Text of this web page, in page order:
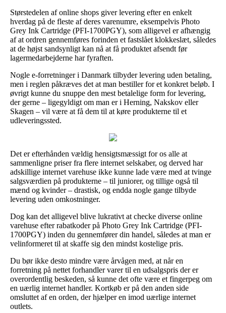
Størstedelen af online shops giver levering efter en enkelt
hverdag på de fleste af deres varenumre, eksempelvis Photo
Grey Ink Cartridge (PFI-1700PGY), som alligevel er afhængig
af at ordren gennemføres forinden et fastslået klokkeslæt, således
at de højst sandsynligt kan nå at få produktet afsendt før
lagermedarbejderne har fyraften.
Nogle e-forretninger i Danmark tilbyder levering uden betaling,
men i reglen påkræves det at man bestiller for et konkret beløb. I
øvrigt kunne du snuppe den mest betalelige form for levering,
der gerne – ligegyldigt om man er i Herning, Nakskov eller
Skagen – vil være at få dem til at køre produkterne til et
udleveringssted.
Det er efterhånden vældig hensigtsmæssigt for os alle at
sammenligne priser fra flere internet selskaber, og derved har
adskillige internet varehuse ikke kunne lade være med at tvinge
salgsværdien på produkterne – til juniorer, og tillige også til
mænd og kvinder – drastisk, og endda nogle gange tilbyde
levering uden omkostninger.
Dog kan det alligevel blive lukrativt at checke diverse online
varehuse efter rabatkoder på Photo Grey Ink Cartridge (PFI-
1700PGY) inden du gennemfører din handel, således at man er
velinformeret til at skaffe sig den mindst kostelige pris.
Du bør ikke desto mindre være årvågen med, at når en
forretning på nettet forhandler varer til en udsalgspris der er
overordentlig beskeden, så kunne det ofte være et fingerpeg om
en uærlig internet handler. Kortkøb er på den anden side
omsluttet af en orden, der hjælper en imod uærlige internet
outlets.